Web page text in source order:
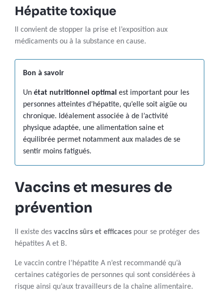
Hépatite toxique
Il convient de stopper la prise et l’exposition aux
médicaments ou à la substance en cause.
Bon à savoir
Un état nutritionnel optimal est important pour les
personnes atteintes d’hépatite, qu’elle soit aigüe ou
chronique. Idéalement associée à de l’activité
physique adaptée, une alimentation saine et
équilibrée permet notamment aux malades de se
sentir moins fatigués.
Vaccins et mesures de
prévention
Il existe des vaccins sûrs et efficaces pour se protéger des
hépatites A et B.
Le vaccin contre l’hépatite A n’est recommandé qu’à
certaines catégories de personnes qui sont considérées à
risque ainsi qu’aux travailleurs de la chaîne alimentaire.